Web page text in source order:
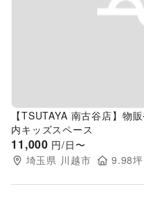
Previous slide
【TSUTAYA 南古谷店】物
内キッズスペース
11,000 円/日〜
埼玉県 川越市 9.98